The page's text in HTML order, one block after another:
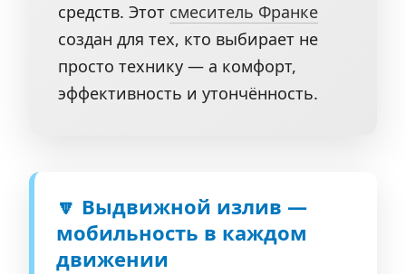
средств. Этот смеситель Франке
создан для тех, кто выбирает не
просто технику — а комфорт,
эффективность и утончённость.
🔽 Выдвижной излив —
мобильность в каждом
движении